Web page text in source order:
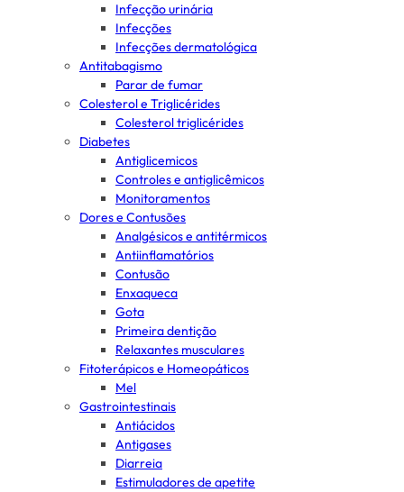
Infecção urinária
Infecções
Infecções dermatológica
Antitabagismo
Parar de fumar
Colesterol e Triglicérides
Colesterol triglicérides
Diabetes
Antiglicemicos
Controles e antiglicêmicos
Monitoramentos
Dores e Contusões
Analgésicos e antitérmicos
Antiinflamatórios
Contusão
Enxaqueca
Gota
Primeira dentição
Relaxantes musculares
Fitoterápicos e Homeopáticos
Mel
Gastrointestinais
Antiácidos
Antigases
Diarreia
Estimuladores de apetite